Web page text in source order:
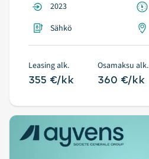
2023
Sähkö
Leasing alk.
355 €/kk
Osamaksu alk.
360 €/kk